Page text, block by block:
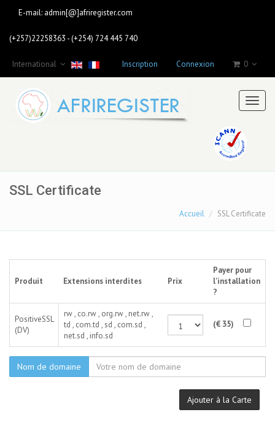
E-mail: admin[@]afriregister.com
(+257)22258363 - (+254) 724 445 740
International Inscription Connexion 0
SSL Certificate
Accueil SSL Certificate
Produit Extensions interdites Prix
Payer pour
l'installation
?
PositiveSSL
(DV)
rw , co.rw , org.rw , net.rw ,
td , com.td , sd , com.sd ,
net.sd , info.sd
(€ 35)
Nom de domaine
Ajouter à la Carte